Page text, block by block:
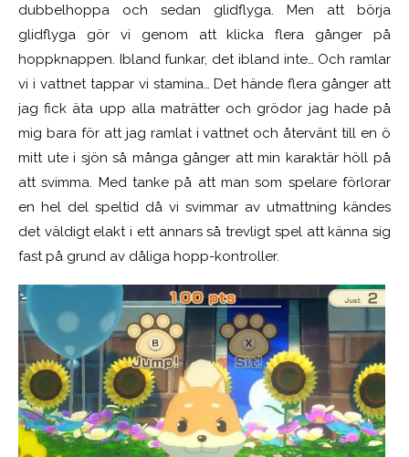
dubbelhoppa och sedan glidflyga. Men att börja
glidflyga gör vi genom att klicka flera gånger på
hoppknappen. Ibland funkar, det ibland inte… Och ramlar
vi i vattnet tappar vi stamina… Det hände flera gånger att
jag fick äta upp alla maträtter och grödor jag hade på
mig bara för att jag ramlat i vattnet och återvänt till en ö
mitt ute i sjön så många gånger att min karaktär höll på
att svimma. Med tanke på att man som spelare förlorar
en hel del speltid då vi svimmar av utmattning kändes
det väldigt elakt i ett annars så trevligt spel att känna sig
fast på grund av dåliga hopp-kontroller.